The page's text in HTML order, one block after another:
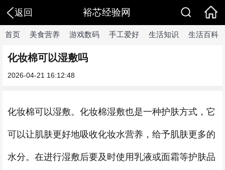
返回 裕芯经验网
首页 美食营养 游戏数码 手工爱好 生活知识 生活百科
化妆棉可以湿敷吗
2026-04-21 16:12:48
化妆棉可以湿敷。化妆棉湿敷也是一种护肤方式，它
可以让肌肤更好地吸收化妆水营养，给予肌肤更多的
水分。在进行湿敷后要及时使用乳液或面霜等护肤品